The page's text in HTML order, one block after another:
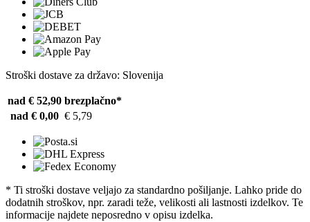
Stroški dostave za državo: Slovenija
nad € 52,90 brezplačno*
nad € 0,00 € 5,79
* Ti stroški dostave veljajo za standardno pošiljanje. Lahko pride do
dodatnih stroškov, npr. zaradi teže, velikosti ali lastnosti izdelkov. Te
informacije najdete neposredno v opisu izdelka.